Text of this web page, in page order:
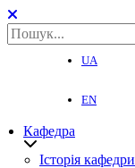
UA
EN
Кафедра
Історія кафедри